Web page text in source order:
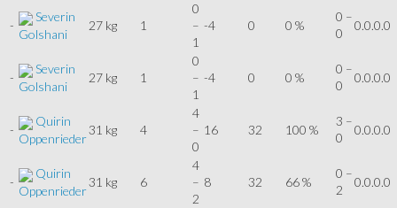
-
Severin
Golshani
27 kg 1
0
–
1
-4 0 0 %
0 –
0
0.0.0.0
-
Severin
Golshani
27 kg 1
0
–
1
-4 0 0 %
0 –
0
0.0.0.0
-
Quirin
Oppenrieder
31 kg 4
4
–
0
16 32 100 %
3 –
0
0.0.0.0
-
Quirin
Oppenrieder
31 kg 6
4
–
2
8 32 66 %
0 –
2
0.0.0.0